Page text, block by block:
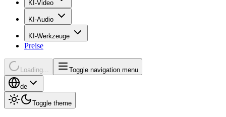
KI-Video
KI-Audio
KI-Werkzeuge
Preise
Loading... Toggle navigation menu
de
Toggle theme